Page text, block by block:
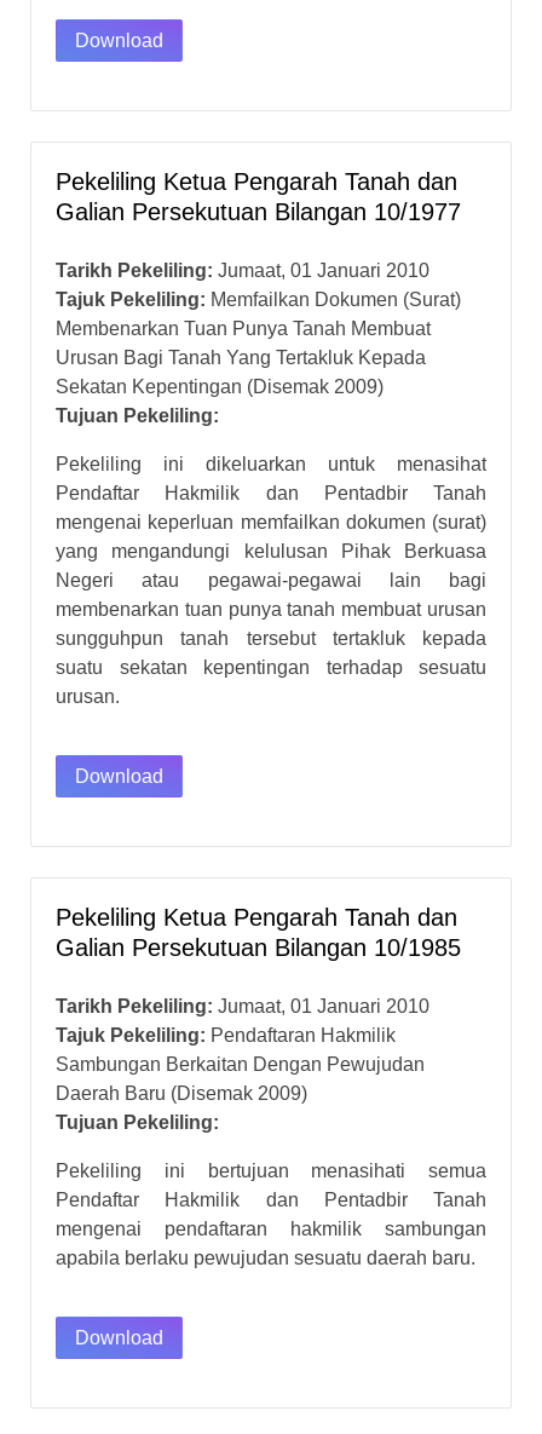
Download
Pekeliling Ketua Pengarah Tanah dan
Galian Persekutuan Bilangan 10/1977
Tarikh Pekeliling: Jumaat, 01 Januari 2010
Tajuk Pekeliling: Memfailkan Dokumen (Surat)
Membenarkan Tuan Punya Tanah Membuat
Urusan Bagi Tanah Yang Tertakluk Kepada
Sekatan Kepentingan (Disemak 2009)
Tujuan Pekeliling:
Pekeliling ini dikeluarkan untuk menasihat
Pendaftar Hakmilik dan Pentadbir Tanah
mengenai keperluan memfailkan dokumen (surat)
yang mengandungi kelulusan Pihak Berkuasa
Negeri atau pegawai-pegawai lain bagi
membenarkan tuan punya tanah membuat urusan
sungguhpun tanah tersebut tertakluk kepada
suatu sekatan kepentingan terhadap sesuatu
urusan.
Download
Pekeliling Ketua Pengarah Tanah dan
Galian Persekutuan Bilangan 10/1985
Tarikh Pekeliling: Jumaat, 01 Januari 2010
Tajuk Pekeliling: Pendaftaran Hakmilik
Sambungan Berkaitan Dengan Pewujudan
Daerah Baru (Disemak 2009)
Tujuan Pekeliling:
Pekeliling ini bertujuan menasihati semua
Pendaftar Hakmilik dan Pentadbir Tanah
mengenai pendaftaran hakmilik sambungan
apabila berlaku pewujudan sesuatu daerah baru.
Download